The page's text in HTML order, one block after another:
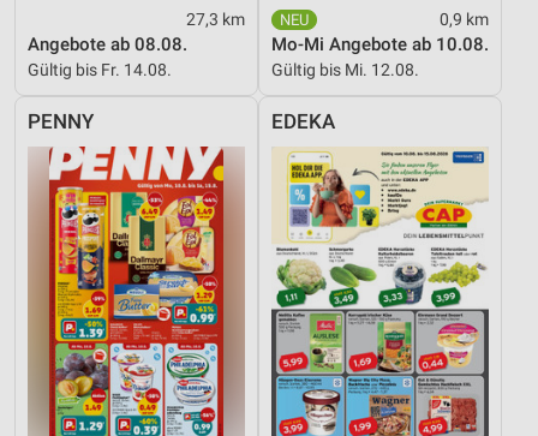
27,3 km
Angebote ab 08.08.
Gültig bis Fr. 14.08.
0,9 km
Mo-Mi Angebote ab 10.08.
Gültig bis Mi. 12.08.
PENNY EDEKA